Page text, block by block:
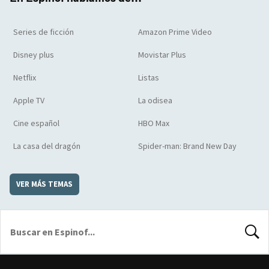
Series de ficción Amazon Prime Video
Disney plus Movistar Plus
Netflix Listas
Apple TV La odisea
Cine español HBO Max
La casa del dragón Spider-man: Brand New Day
VER MÁS TEMAS